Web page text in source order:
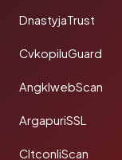
DnastyjaTrust
CvkopiluGuard
AngklwebScan
ArgapuriSSL
CltconliScan